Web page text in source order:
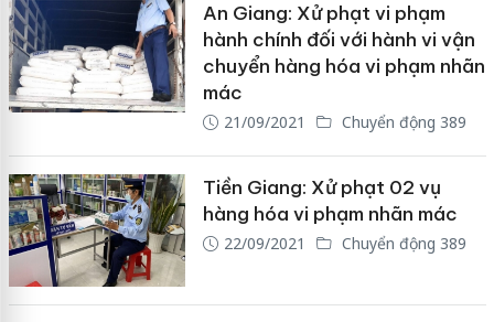
An Giang: Xử phạt vi phạm
hành chính đối với hành vi vận
chuyển hàng hóa vi phạm nhãn
mác
21/09/2021 Chuyển động 389
Tiền Giang: Xử phạt 02 vụ
hàng hóa vi phạm nhãn mác
22/09/2021 Chuyển động 389